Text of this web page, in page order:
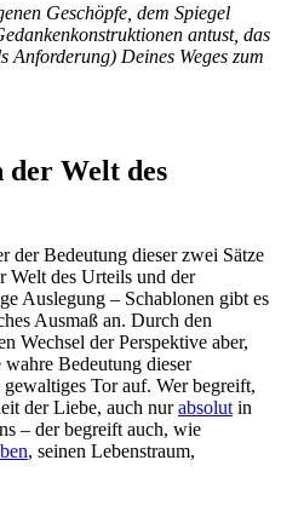
Geschöpfe, dem Spiegel
antust, das
Deines Weges zum
der Welt des
der Bedeutung dieser zwei Sätze
Welt des Urteils und der
Auslegung – Schablonen gibt es
Ausmaß an. Durch den
Wechsel der Perspektive aber,
Bedeutung dieser
Tor auf. Wer begreift,
der Liebe, auch nurabsolut in
– der begreift auch, wie
, seinen Lebenstraum,